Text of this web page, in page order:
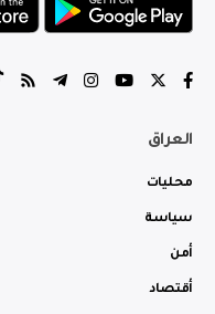
العراق
محليات
سياسة
أمن
أقتصاد